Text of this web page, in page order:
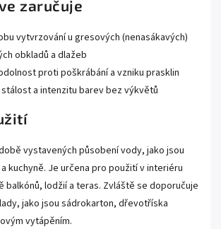
zaručuje
vytvrzování u gresových (nenasákavých)
obkladů a dlažeb
proti poškrábání a vzniku prasklin
a intenzitu barev bez výkvětů
vystavených působení vody, jako jsou
kuchyně. Je určena pro použití v interiéru
balkónů, lodžií a teras. Zvláště se doporučuje
jako jsou sádrokarton, dřevotříska
vytápěním.